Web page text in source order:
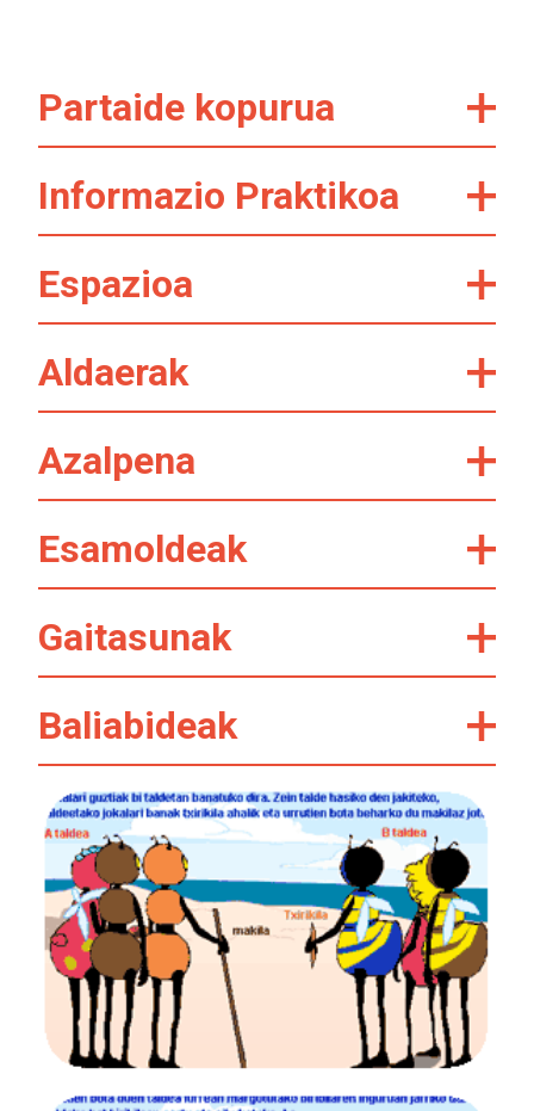
Partaide kopurua
Informazio Praktikoa
Espazioa
Aldaerak
Azalpena
Esamoldeak
Gaitasunak
Baliabideak